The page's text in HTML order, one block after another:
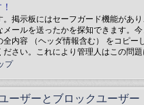
。掲示板にはセーフガード機能があ
メールを送ったかを探知できます。
全内容 （ヘッダ情報含む） をコピー
ださい。これにより管理人はこの問題
プ
ーザーとブロックユーザー